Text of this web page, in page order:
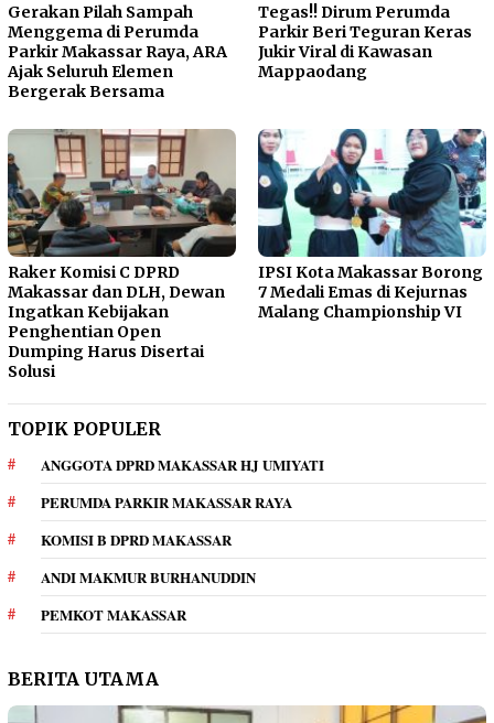
Gerakan Pilah Sampah
Menggema di Perumda
Parkir Makassar Raya, ARA
Ajak Seluruh Elemen
Bergerak Bersama
Tegas!! Dirum Perumda
Parkir Beri Teguran Keras
Jukir Viral di Kawasan
Mappaodang
Raker Komisi C DPRD
Makassar dan DLH, Dewan
Ingatkan Kebijakan
Penghentian Open
Dumping Harus Disertai
Solusi
IPSI Kota Makassar Borong
7 Medali Emas di Kejurnas
Malang Championship VI
TOPIK POPULER
ANGGOTA DPRD MAKASSAR HJ UMIYATI
PERUMDA PARKIR MAKASSAR RAYA
KOMISI B DPRD MAKASSAR
ANDI MAKMUR BURHANUDDIN
PEMKOT MAKASSAR
BERITA UTAMA